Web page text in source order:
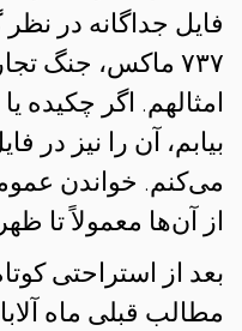
فایل جداگانه در
۷۳۷ ماکس، جنگ
امثالهم. اگر چکیده
بیابم، آن را نیز در
می‌کنم. خواندن
از آن‌ها معمولاً تا
بعد از استراحتی
مطالب قبلی ماه